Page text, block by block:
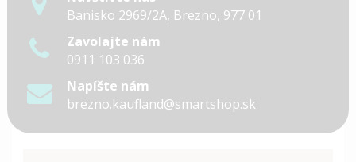
Banisko 2969/2A, Brezno, 977 01
Zavolajte nám
0911 103 036
Napíšte nám
brezno.kaufland@smartshop.sk